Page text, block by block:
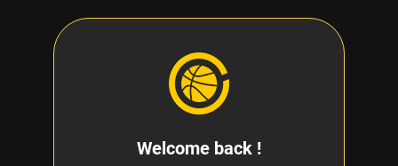
Welcome back !